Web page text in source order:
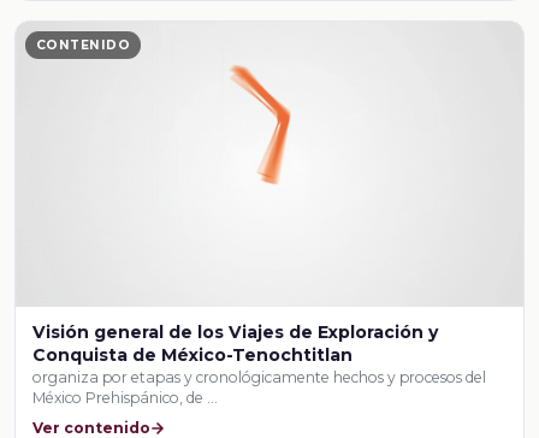
CONTENIDO
Visión general de los Viajes de Exploración y
Conquista de México-Tenochtitlan
organiza por etapas y cronológicamente hechos y procesos del
México Prehispánico, de …
Ver contenido